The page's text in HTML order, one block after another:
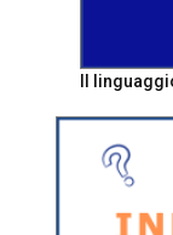
Il